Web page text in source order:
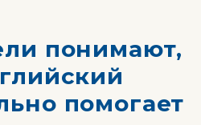
понимают,
помогает